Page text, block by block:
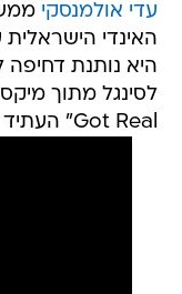
עדי אולמנסקי
האינדי
היא נותנת
Got Real" העתיד לצאת בשבועות הקרובים.